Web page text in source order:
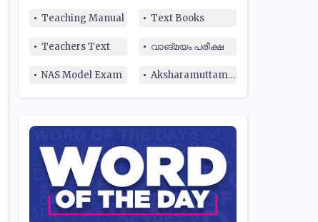
Teaching Manual Text Books
Teachers Text വാങ്മയം പരീക്ഷ
NAS Model Exam Aksharamuttam Quiz